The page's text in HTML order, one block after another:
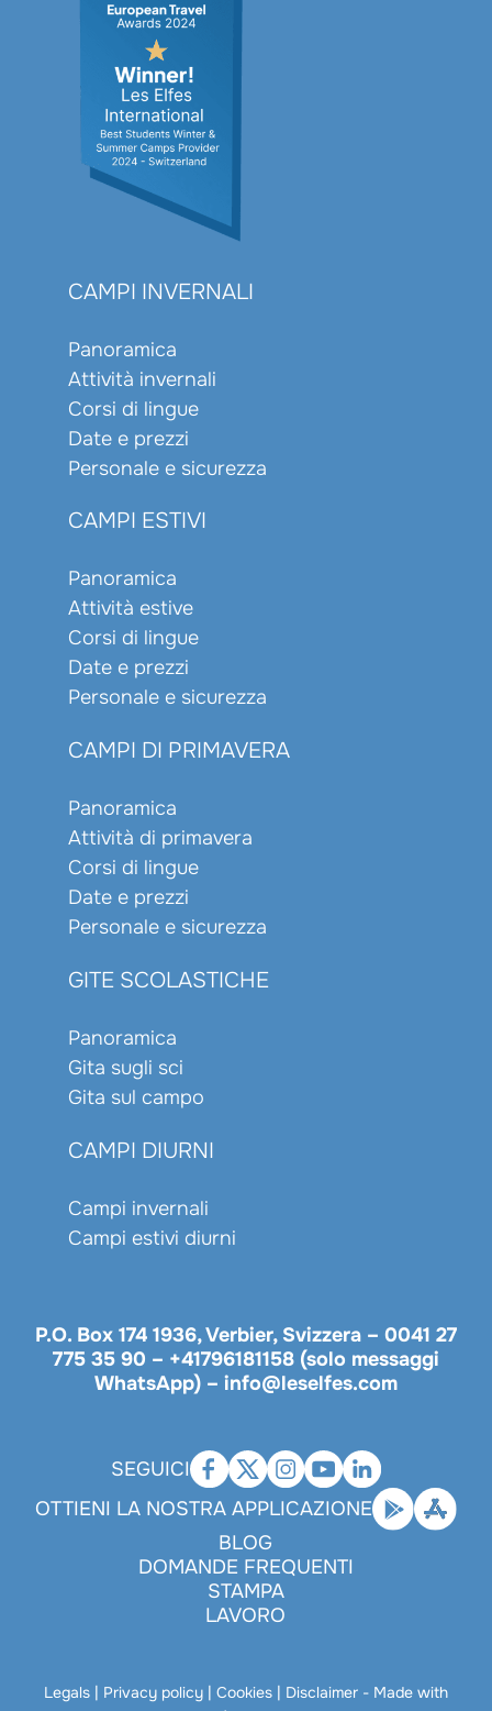
CAMPI INVERNALI
Panoramica
Attività invernali
Corsi di lingue
Date e prezzi
Personale e sicurezza
CAMPI ESTIVI
Panoramica
Attività estive
Corsi di lingue
Date e prezzi
Personale e sicurezza
CAMPI DI PRIMAVERA
Panoramica
Attività di primavera
Corsi di lingue
Date e prezzi
Personale e sicurezza
GITE SCOLASTICHE
Panoramica
Gita sugli sci
Gita sul campo
CAMPI DIURNI
Campi invernali
Campi estivi diurni
P.O. Box 174 1936, Verbier, Svizzera – 0041 27
775 35 90 – +41796181158 (solo messaggi
WhatsApp)– info@leselfes.com
SEGUICI
OTTIENI LA NOSTRA APPLICAZIONE
BLOG
DOMANDE FREQUENTI
STAMPA
LAVORO
Legals| Privacy policy| Cookies| Disclaimer- Made with